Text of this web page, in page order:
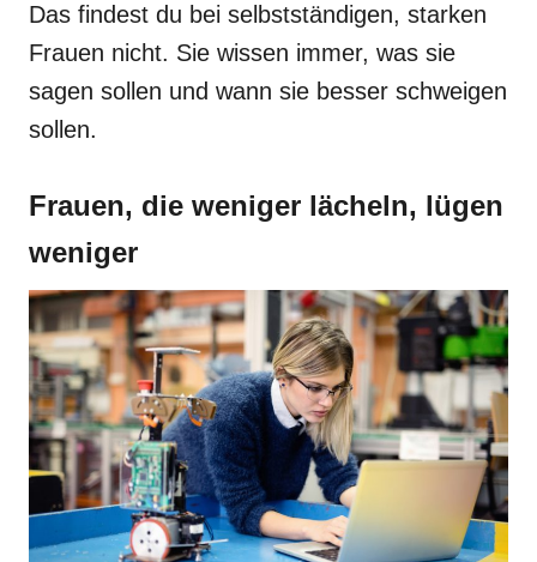
Das findest du bei selbstständigen, starken
Frauen nicht. Sie wissen immer, was sie
sagen sollen und wann sie besser schweigen
sollen.
Frauen, die weniger lächeln, lügen
weniger